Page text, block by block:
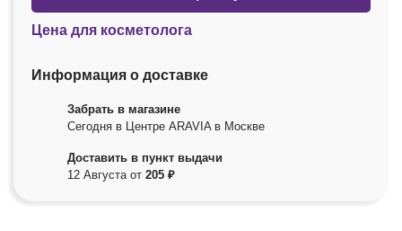
Цена для косметолога
Информация о доставке
Забрать в магазине
Сегодня в Центре ARAVIA в Москве
Доставить в пункт выдачи
12 Августа от 205 ₽